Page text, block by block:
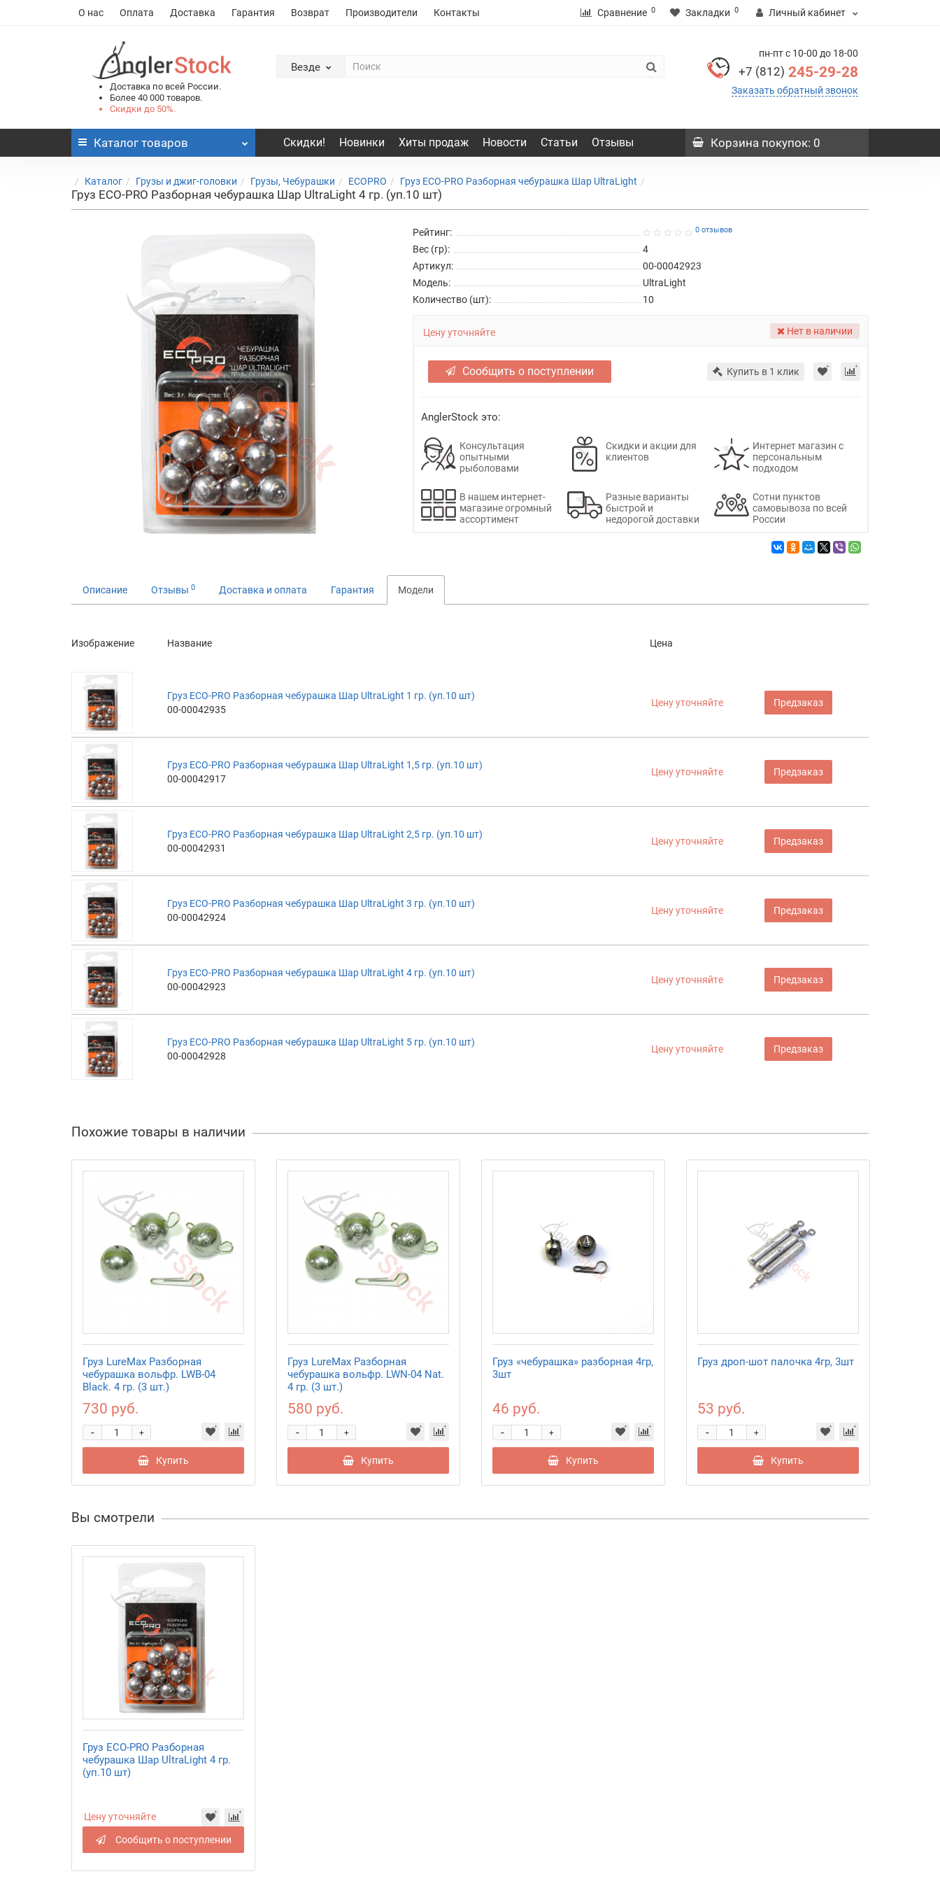
О нас Оплата Доставка Гарантия Возврат Производители Контакты Сравнение 0 Закладки 0 Личный кабинет
Доставка по всей России.
Более 40 000 товаров.
Скидки до 50%.
Везде
пн-пт с 10-00 до 18-00
+7 (812) 245-29-28
Заказать обратный звонок
Каталог товаров Скидки! Новинки Хиты продаж Новости Статьи Отзывы Корзина покупок: 0
Каталог Грузы и джиг-головки Грузы, Чебурашки ECOPRO Груз ECO-PRO Разборная чебурашка Шар UltraLight
Груз ECO-PRO Разборная чебурашка Шар UltraLight 4 гр. (уп.10 шт)
Рейтинг: 0 отзывов
Вес (гр):
4
Артикул:
00-00042923
Модель:
UltraLight
Количество (шт):
10
Цену уточняйте Нет в наличии
Сообщить о поступлении Купить в 1 клик
AnglerStock это:
Консультация
опытными
рыболовами
Скидки и акции для
клиентов
Интернет магазин с
персональным
подходом
В нашем интернет-
магазине огромный
ассортимент
Разные варианты
быстрой и
недорогой доставки
Сотни пунктов
самовывоза по всей
России
Описание Отзывы 0 Доставка и оплата Гарантия Модели
Изображение Название Цена
Груз ECO-PRO Разборная чебурашка Шар UltraLight 1 гр. (уп.10 шт)
00-00042935
Цену уточняйте Предзаказ
Груз ECO-PRO Разборная чебурашка Шар UltraLight 1,5 гр. (уп.10 шт)
00-00042917
Цену уточняйте Предзаказ
Груз ECO-PRO Разборная чебурашка Шар UltraLight 2,5 гр. (уп.10 шт)
00-00042931
Цену уточняйте Предзаказ
Груз ECO-PRO Разборная чебурашка Шар UltraLight 3 гр. (уп.10 шт)
00-00042924
Цену уточняйте Предзаказ
Груз ECO-PRO Разборная чебурашка Шар UltraLight 4 гр. (уп.10 шт)
00-00042923
Цену уточняйте Предзаказ
Груз ECO-PRO Разборная чебурашка Шар UltraLight 5 гр. (уп.10 шт)
00-00042928
Цену уточняйте Предзаказ
Похожие товары в наличии
Груз LureMax Разборная
чебурашка вольфр. LWB-04
Black. 4 гр. (3 шт.)
730 руб.
+
-
Купить
Груз LureMax Разборная
чебурашка вольфр. LWN-04 Nat.
4 гр. (3 шт.)
580 руб.
+
-
Купить
Груз «чебурашка» разборная 4гр,
3шт
46 руб.
+
-
Купить
Груз дроп-шот палочка 4гр, 3шт
53 руб.
+
-
Купить
Вы смотрели
Груз ECO-PRO Разборная
чебурашка Шар UltraLight 4 гр.
(уп.10 шт)
Цену уточняйте
Сообщить о поступлении